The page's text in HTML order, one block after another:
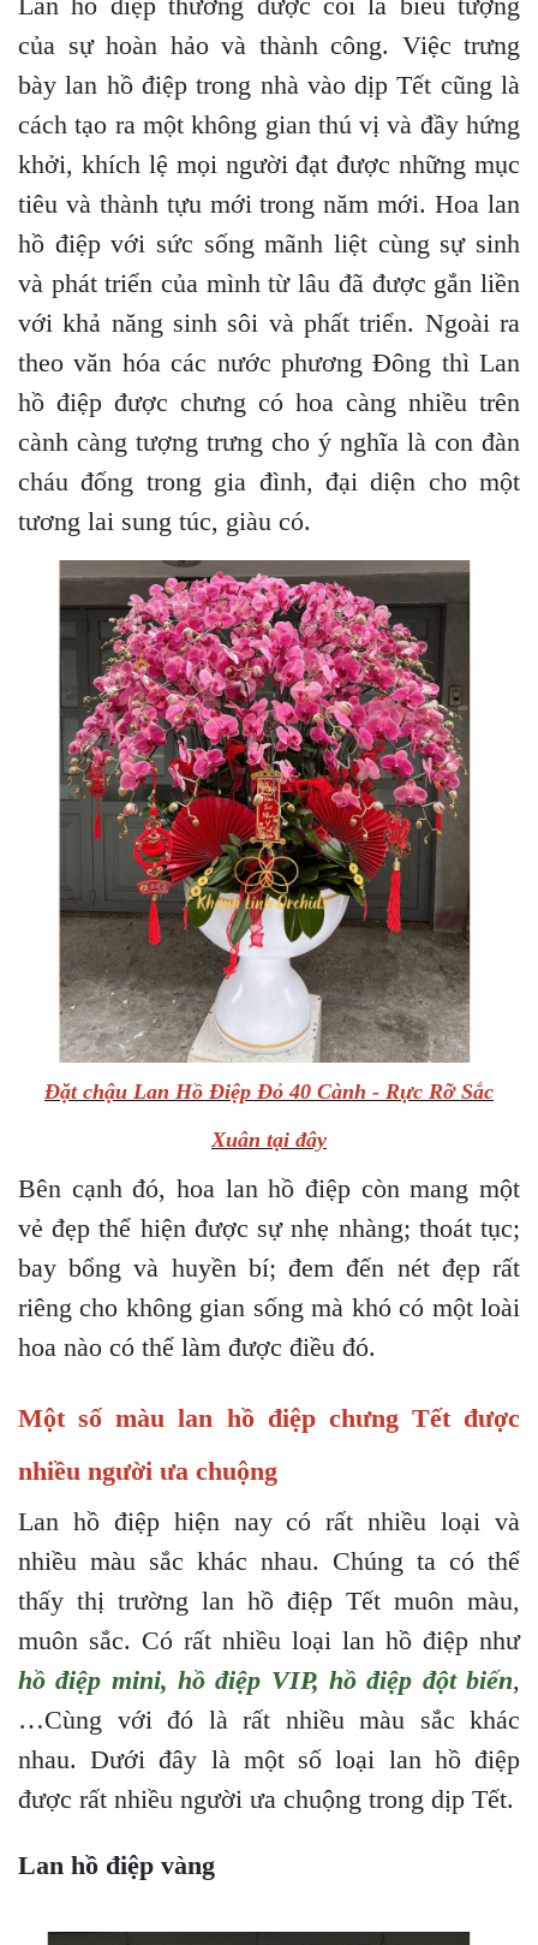
của sự hoàn hảo và thành công. Việc trưng
bày lan hồ điệp trong nhà vào dịp Tết cũng là
cách tạo ra một không gian thú vị và đầy hứng
khởi, khích lệ mọi người đạt được những mục
tiêu và thành tựu mới trong năm mới. Hoa lan
hồ điệp với sức sống mãnh liệt cùng sự sinh
và phát triển của mình từ lâu đã được gắn liền
với khả năng sinh sôi và phất triển. Ngoài ra
theo văn hóa các nước phương Đông thì Lan
hồ điệp được chưng có hoa càng nhiều trên
cành càng tượng trưng cho ý nghĩa là con đàn
cháu đống trong gia đình, đại diện cho một
tương lai sung túc, giàu có.
Đặt chậu Lan Hồ Điệp Đỏ 40 Cành - Rực Rỡ Sắc
Xuân tại đây
Bên cạnh đó, hoa lan hồ điệp còn mang một
vẻ đẹp thể hiện được sự nhẹ nhàng; thoát tục;
bay bổng và huyền bí; đem đến nét đẹp rất
riêng cho không gian sống mà khó có một loài
hoa nào có thể làm được điều đó.
Một số màu lan hồ điệp chưng Tết được
nhiều người ưa chuộng
Lan hồ điệp hiện nay có rất nhiều loại và
nhiều màu sắc khác nhau. Chúng ta có thể
thấy thị trường lan hồ điệp Tết muôn màu,
muôn sắc. Có rất nhiều loại lan hồ điệp như
hồ điệp mini,hồ điệp VIP,hồ điệp đột biến,
…Cùng với đó là rất nhiều màu sắc khác
nhau. Dưới đây là một số loại lan hồ điệp
được rất nhiều người ưa chuộng trong dịp Tết.
Lan hồ điệp vàng